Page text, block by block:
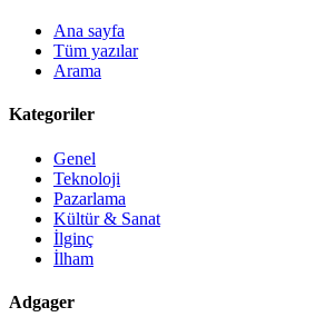
Ana sayfa
Tüm yazılar
Arama
Kategoriler
Genel
Teknoloji
Pazarlama
Kültür & Sanat
İlginç
İlham
Adgager